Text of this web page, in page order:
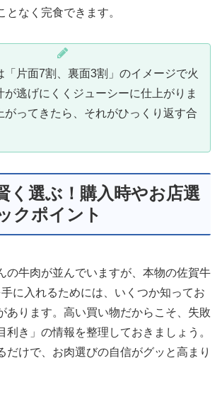
となく完食できます。
「片面7割、裏面3割」のイメージで火
が逃げにくくジューシーに仕上がりま
がってきたら、それがひっくり返す合
く選ぶ！購入時やお店選
クポイント
の牛肉が並んでいますが、本物の佐賀牛
に入れるためには、いくつか知ってお
あります。高い買い物だからこそ、失敗
利き」の情報を整理しておきましょう。
だけで、お肉選びの自信がグッと高まり